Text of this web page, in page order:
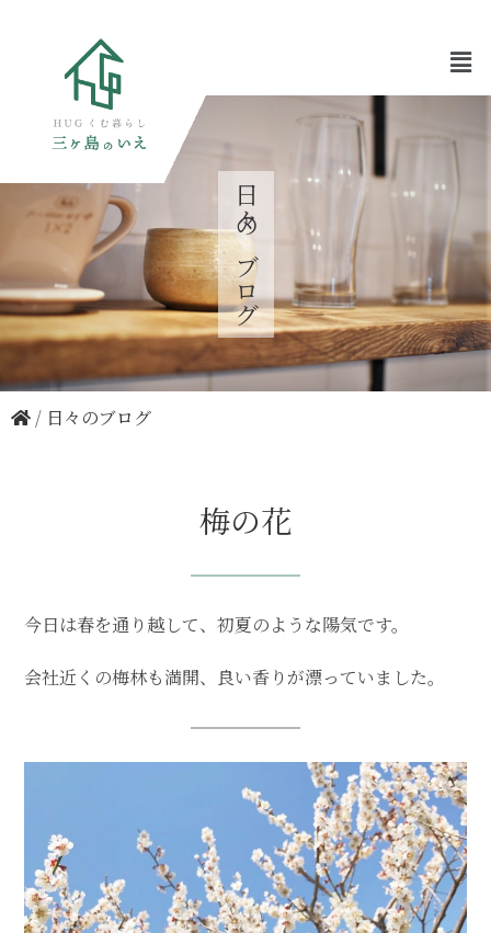
日々のブログ
/ 日々のブログ
梅の花
今日は春を通り越して、初夏のような陽気です。
会社近くの梅林も満開、良い香りが漂っていました。